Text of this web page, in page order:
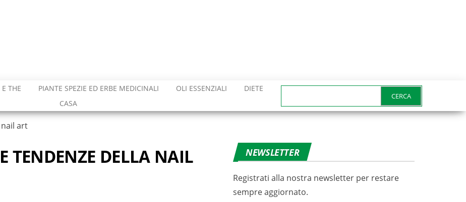
THE PIANTE SPEZIE ED ERBE MEDICINALI OLI ESSENZIALI
DIETE
CASA
per:
art
TENDENZE DELLA NAIL
NEWSLETTER
Registrati alla nostra newsletter per restare
sempre aggiornato.